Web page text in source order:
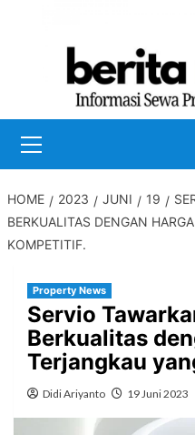
Menu
HOME 2023 JUNI 19
BERKUALITAS DENGAN
KOMPETITIF.
Property News
Servio
Berkualitas
Terjangkau
Didi Ariyanto 19 Juni 2023